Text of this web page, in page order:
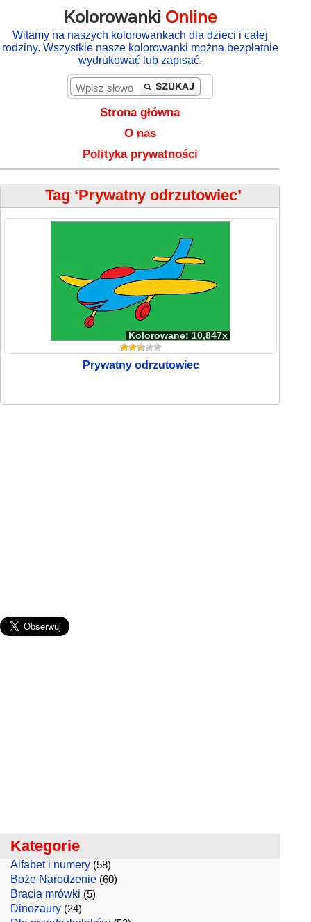
Kolorowanki Online
Witamy na naszych kolorowankach dla dzieci i całej
rodziny. Wszystkie nasze kolorowanki można bezpłatnie
wydrukować lub zapisać.
Strona główna
O nas
Polityka prywatności
Tag ‘Prywatny odrzutowiec’
Kolorowane: 10,847x
Prywatny odrzutowiec
Kategorie
Alfabet i numery (58)
Boże Narodzenie (60)
Bracia mrówki (5)
Dinozaury (24)